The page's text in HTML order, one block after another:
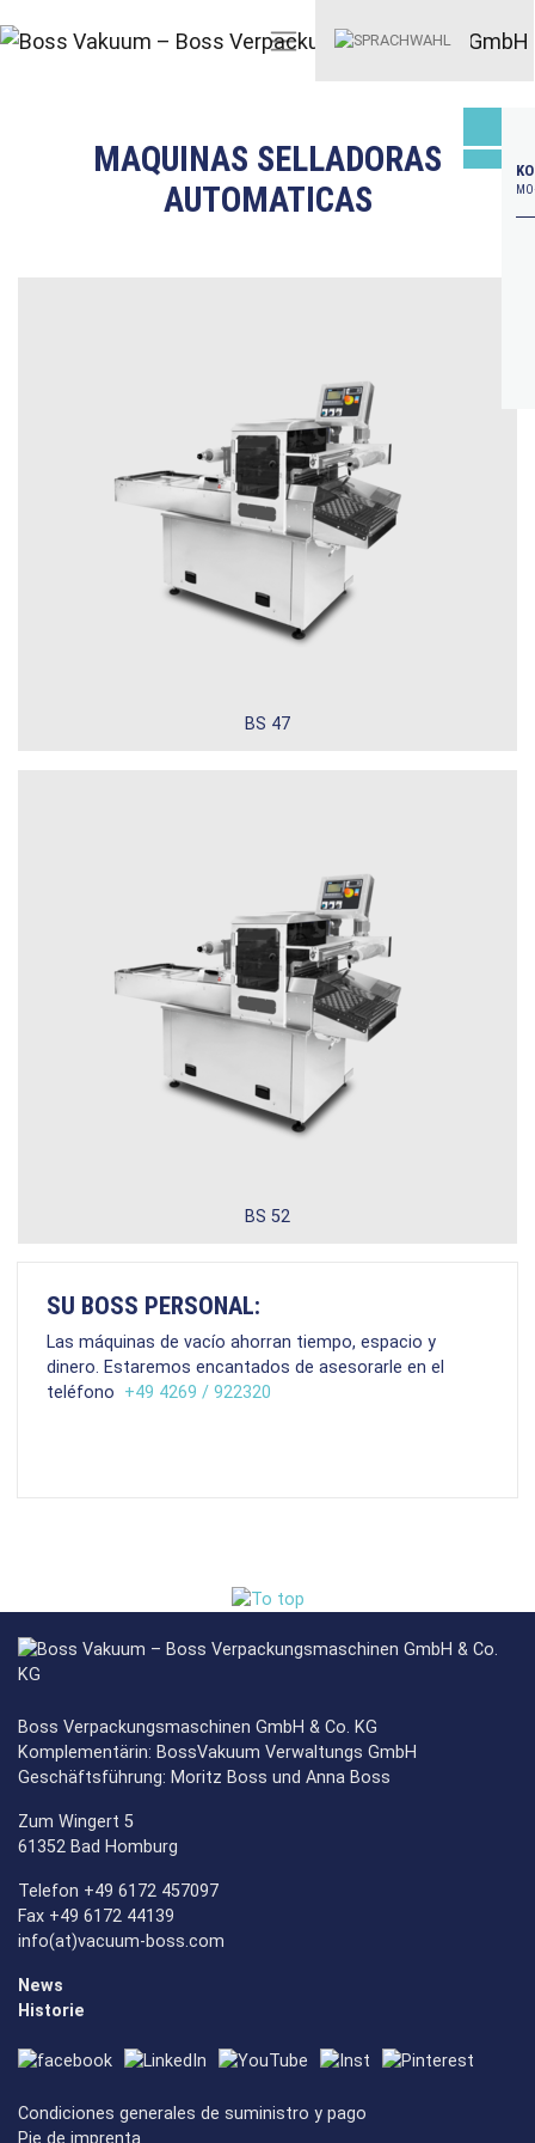
MAQUINAS SELLADORAS
AUTOMATICAS
BS 47
BASIC 42
Bomba de vacío:16 m³/h
BS 52
Dimensiones internas:450 x 460 x 210 mm
Dimensiones exteriores:540 x 560 x 410 mm
Longitud de sellado:
SU BOSS PERSONAL:
Las máquinas de vacío ahorran tiempo, espacio y
dinero. Estaremos encantados de asesorarle en el
teléfono +49 4269 / 922320
Boss Verpackungsmaschinen GmbH & Co. KG
Komplementärin: BossVakuum Verwaltungs GmbH
Geschäftsführung: Moritz Boss und Anna Boss
Zum Wingert 5
61352 Bad Homburg
Telefon +49 6172 457097
Fax +49 6172 44139
info(at)vacuum-boss.com
News
Historie
Condiciones generales de suministro y pago
Pie de imprenta